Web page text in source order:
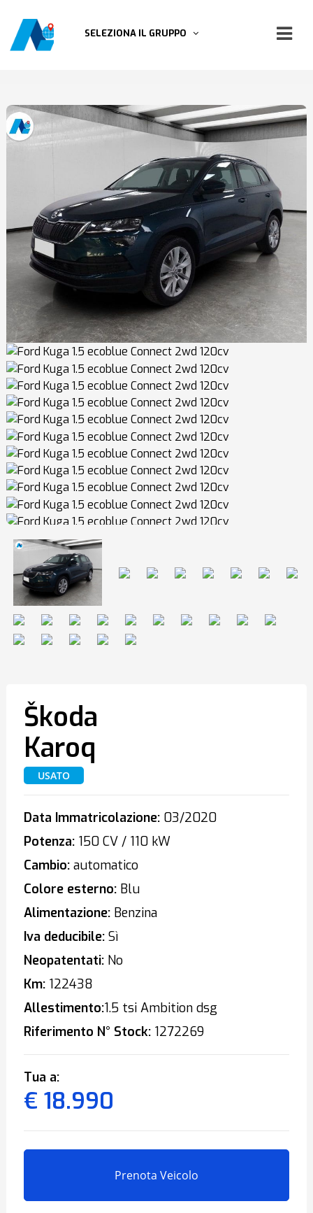
SELEZIONA IL GRUPPO
Škoda
Karoq
USATO
Data Immatricolazione:03/2020
Potenza:150 CV / 110 kW
Cambio:automatico
Colore esterno:Blu
Alimentazione:Benzina
Iva deducibile:Sì
Neopatentati:No
Km:122438
Allestimento:1.5 tsi Ambition dsg
Riferimento N° Stock:1272269
Tua a:
€ 18.990
Prenota Veicolo